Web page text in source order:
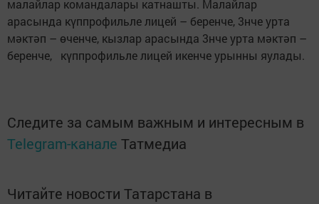
малайлар командалары катнашты. Малайлар
арасында күппрофильле лицей – беренче, 3нче урта
мәктәп – өченче, кызлар арасында 3нче урта мәктәп –
беренче, күппрофильле лицей икенче урынны яулады.
Следите за самым важным и интересным в
Telegram-канале Татмедиа
Читайте новости Татарстана в